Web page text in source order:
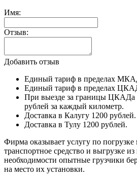
Имя:
Отзыв:
Добавить отзыв
Единый тариф в пределах
Единый тариф в пределах
При выезде за границы ЦКАДа
рублей за каждый километр.
Доставка в Калугу 1200 рублей.
Доставка в Тулу 1200 рублей.
Фирма оказывает услугу по погрузке
транспортное средство и выгрузке
необходимости опытные грузчики
на место их установки.